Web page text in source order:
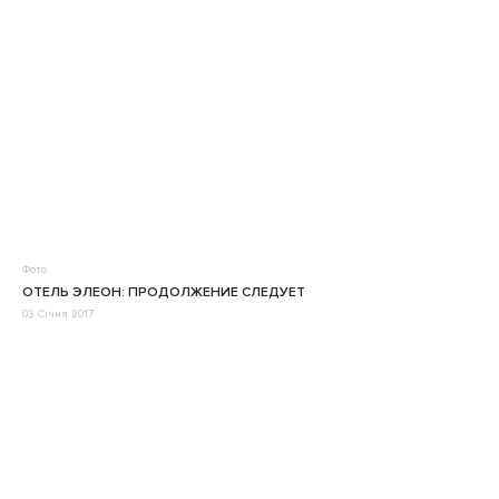
Фото
ОТЕЛЬ ЭЛЕОН: ПРОДОЛЖЕНИЕ СЛЕДУЕТ
03 Січня 2017